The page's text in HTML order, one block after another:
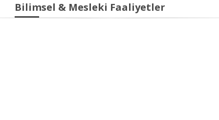
Bilimsel & Mesleki Faaliyetler